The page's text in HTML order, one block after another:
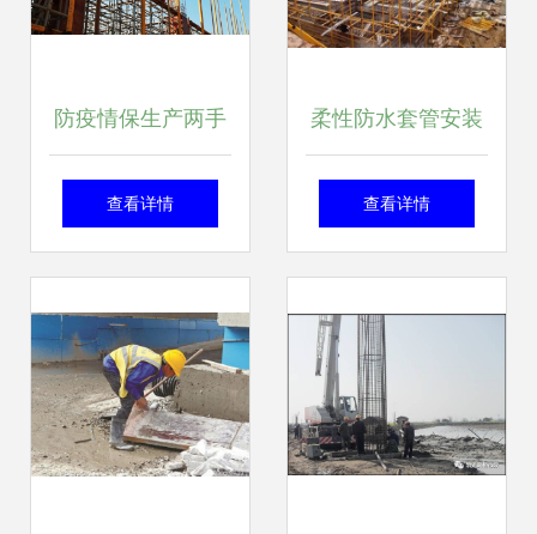
防疫情保生产两手
硬 福州现代物流城
度”
查看详情
柔性防水套管安装
工程施工管理规定
查看详情